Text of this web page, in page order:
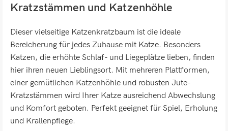
Kratzstämmen und Katzenhöhle
Dieser vielseitige Katzenkratzbaum ist die ideale
Bereicherung für jedes Zuhause mit Katze. Besonders
Katzen, die erhöhte Schlaf- und Liegeplätze lieben, finden
hier ihren neuen Lieblingsort. Mit mehreren Plattformen,
einer gemütlichen Katzenhöhle und robusten Jute-
Kratzstämmen wird Ihrer Katze ausreichend Abwechslung
und Komfort geboten. Perfekt geeignet für Spiel, Erholung
und Krallenpflege.